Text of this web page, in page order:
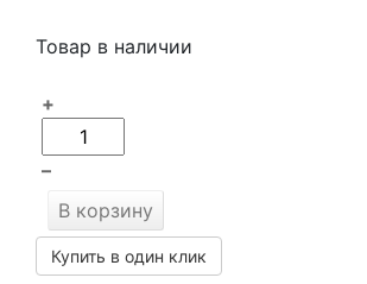
Товар в наличии
+
–
В корзину
Купить в один клик